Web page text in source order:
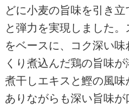
どに小麦の旨味を引き
と弾力を実現しました
をベースに、コク深い
くり煮込んだ鶏の旨味が
煮干しエキスと鰹の風
ありながらも深い旨味